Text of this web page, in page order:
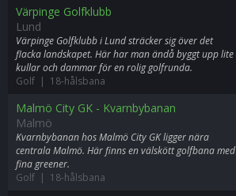
Värpinge Golfklubb
Lund
Värpinge Golfklubb i Lund sträcker sig över det
flacka landskapet. Här har man ändå byggt upp lite
kullar och dammar för en rolig golfrunda.
Golf | 18-hålsbana
Malmö City GK - Kvarnbybanan
Malmö
Kvarnbybanan hos Malmö City GK ligger nära
centrala Malmö. Här finns en välskött golfbana med
fina greener.
Golf | 18-hålsbana